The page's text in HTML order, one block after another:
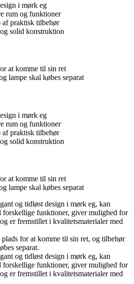
i mørk eg
rum og funktioner
praktisk tilbehør
solid konstruktion
at komme til sin ret
lampe skal købes separat
i mørk eg
rum og funktioner
praktisk tilbehør
solid konstruktion
at komme til sin ret
lampe skal købes separat
og tidløst design i mørk eg, kan
forskellige funktioner, giver mulighed for
er fremstillet i kvalitetsmaterialer med
for at komme til sin ret, og tilbehør
separat.
og tidløst design i mørk eg, kan
forskellige funktioner, giver mulighed for
er fremstillet i kvalitetsmaterialer med